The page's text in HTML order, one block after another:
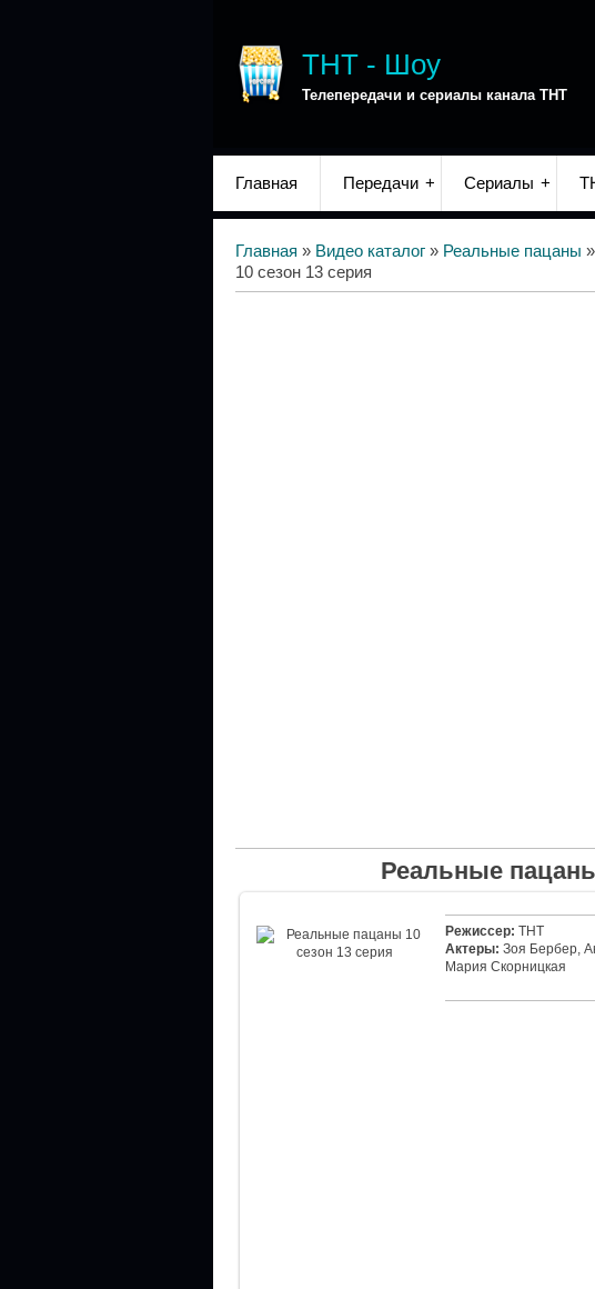
ТНТ - Шоу
Телепередачи и сериалы канала ТНТ
Главная Передачи Сериалы
Главная » Видео каталог » Реальные пацаны »
10 сезон 13 серия
Реальные
Режиссер: ТНТ
Актеры: Зоя Бербер,
Мария Скорницкая